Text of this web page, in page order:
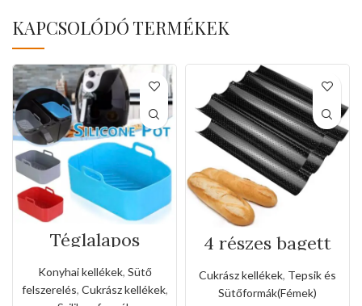
KAPCSOLÓDÓ TERMÉKEK
Téglalapos
szilikon forma
forró levegős
sütőhöz
Konyhai kellékek, Sütő
felszerelés, Cukrász kellékek,
4 részes bagett
Cukrász kellékek, Tepsik és
Sütőformák(Fémek)